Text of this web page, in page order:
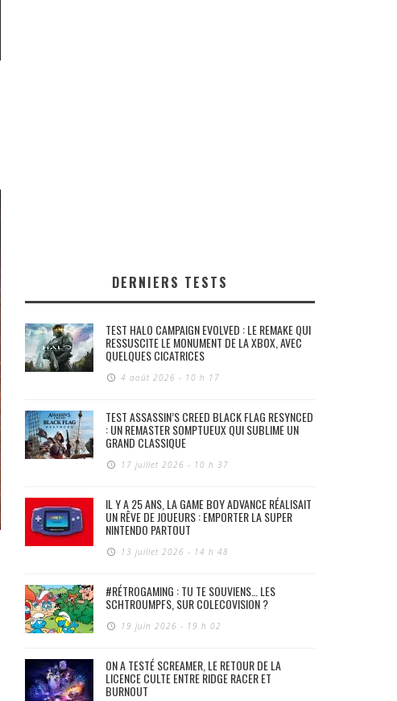
DERNIERS TESTS
TEST HALO CAMPAIGN EVOLVED : LE REMAKE QUI
RESSUSCITE LE MONUMENT DE LA XBOX, AVEC
QUELQUES CICATRICES
4 août 2026 - 10 h 17
TEST ASSASSIN’S CREED BLACK FLAG RESYNCED
: UN REMASTER SOMPTUEUX QUI SUBLIME UN
GRAND CLASSIQUE
17 juillet 2026 - 10 h 37
IL Y A 25 ANS, LA GAME BOY ADVANCE RÉALISAIT
UN RÊVE DE JOUEURS : EMPORTER LA SUPER
NINTENDO PARTOUT
13 juillet 2026 - 14 h 48
#RÉTROGAMING : TU TE SOUVIENS… LES
SCHTROUMPFS, SUR COLECOVISION ?
19 juin 2026 - 19 h 02
ON A TESTÉ SCREAMER, LE RETOUR DE LA
LICENCE CULTE ENTRE RIDGE RACER ET
BURNOUT